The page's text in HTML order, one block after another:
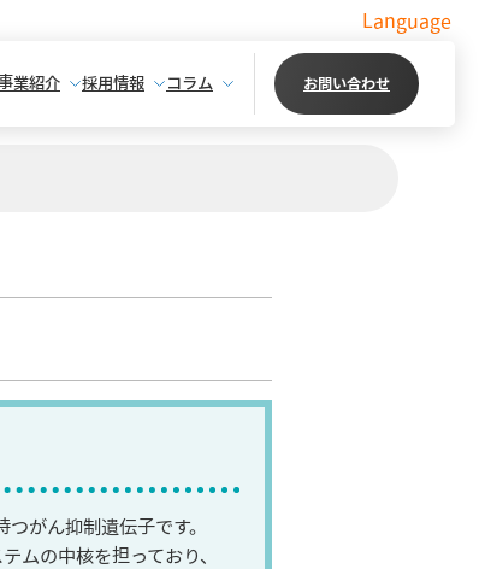
Language
業紹介 採用情報 コラム お問い合わせ
がん抑制遺伝子です。
ムの中核を担っており、